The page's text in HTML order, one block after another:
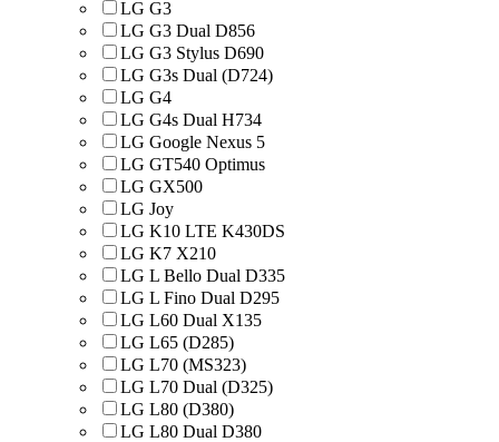
LG G3
LG G3 Dual D856
LG G3 Stylus D690
LG G3s Dual (D724)
LG G4
LG G4s Dual H734
LG Google Nexus 5
LG GT540 Optimus
LG GX500
LG Joy
LG K10 LTE K430DS
LG K7 X210
LG L Bello Dual D335
LG L Fino Dual D295
LG L60 Dual X135
LG L65 (D285)
LG L70 (MS323)
LG L70 Dual (D325)
LG L80 (D380)
LG L80 Dual D380